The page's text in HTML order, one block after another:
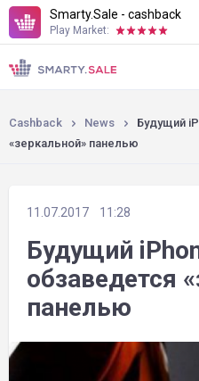
Smarty.Sale - cashback
Play Market:
TERMS OF USE
PLUGINS
Cashback News
Будущий
«зеркальной» панелью
11.07.2017 11:28
Будущий
обзаведется
панелью